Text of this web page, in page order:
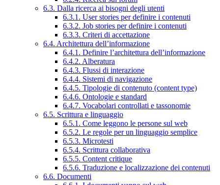
6.3. Dalla ricerca ai bisogni degli utenti
6.3.1. User stories per definire i contenuti
6.3.2. Job stories per definire i contenuti
6.3.3. Criteri di accettazione
6.4. Architettura dell’informazione
6.4.1. Definire l’architettura dell’informazione
6.4.2. Alberatura
6.4.3. Flussi di interazione
6.4.4. Sistemi di navigazione
6.4.5. Tipologie di contenuto (content type)
6.4.6. Ontologie e standard
6.4.7. Vocabolari controllati e tassonomie
6.5. Scrittura e linguaggio
6.5.1. Come leggono le persone sul web
6.5.2. Le regole per un linguaggio semplice
6.5.3. Microtesti
6.5.4. Scrittura collaborativa
6.5.5. Content critique
6.5.6. Traduzione e localizzazione dei contenuti
6.6. Documenti